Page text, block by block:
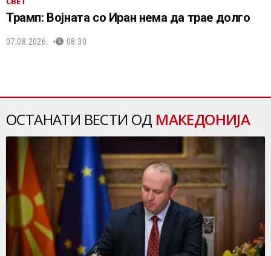
Трамп: Војната со Иран нема да трае долго
07.08.2026. 08:30
ОСТАНАТИ ВЕСТИ ОД МАКЕДОНИЈА